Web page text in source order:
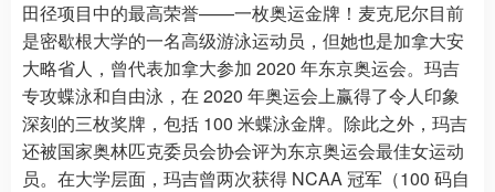
田径项目中的最高荣誉——一枚奥运金牌！麦克尼尔目前
是密歇根大学的一名高级游泳运动员，但她也是加拿大安
大略省人，曾代表加拿大参加 2020 年东京奥运会。玛吉
专攻蝶泳和自由泳，在 2020 年奥运会上赢得了令人印象
深刻的三枚奖牌，包括 100 米蝶泳金牌。除此之外，玛吉
还被国家奥林匹克委员会协会评为东京奥运会最佳女运动
员。在大学层面，玛吉曾两次获得 NCAA 冠军（100 码自